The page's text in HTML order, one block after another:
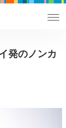
発のノンカ